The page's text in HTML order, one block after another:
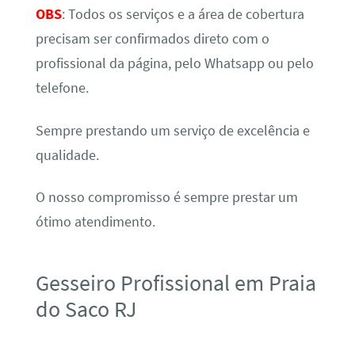
OBS: Todos os serviços e a área de cobertura
precisam ser confirmados direto com o
profissional da página, pelo Whatsapp ou pelo
telefone.
Sempre prestando um serviço de excelência e
qualidade.
O nosso compromisso é sempre prestar um
ótimo atendimento.
Gesseiro Profissional em Praia
do Saco RJ